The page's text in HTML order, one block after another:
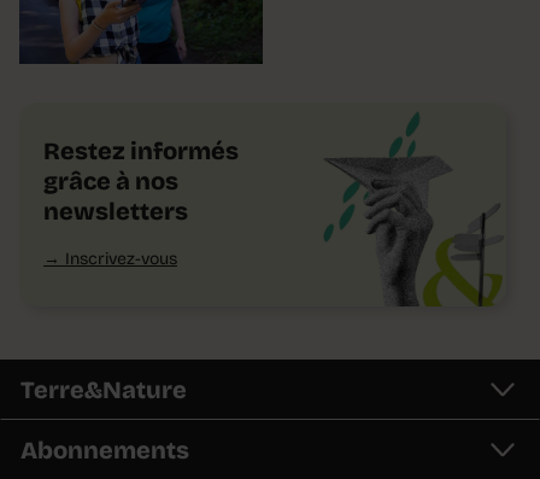
Restez informés
grâce à nos
newsletters
Inscrivez-vous
Terre&Nature
Abonnements